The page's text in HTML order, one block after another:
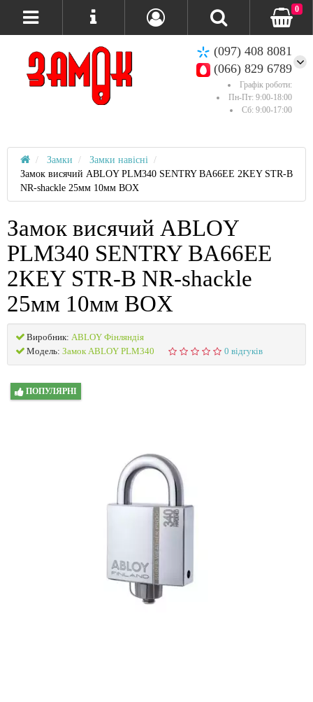
(097) 408 8081
(066) 829 6789
Графік роботи:
Пн-Пт: 9:00-18:00
Сб: 9:00-17:00
0
Замки
Замки навісні
Замок висячий ABLOY PLM340 SENTRY BA66EE 2KEY STR-B
NR-shackle 25мм 10мм BOX
Замок висячий ABLOY
PLM340 SENTRY BA66EE
2KEY STR-B NR-shackle
25мм 10мм BOX
Виробник: ABLOY Фінляндія
Модель: Замок ABLOY PLM340 0 відгуків
ПОПУЛЯРНІ